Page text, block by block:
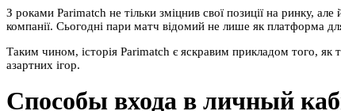
З роками Parimatch не тільки зміцнив свої позиції на ринку,
компанії. Сьогодні пари матч відомий не лише як платформа
Таким чином, історія Parimatch є яскравим прикладом того, як
азартних ігор.
Способы входа в личный